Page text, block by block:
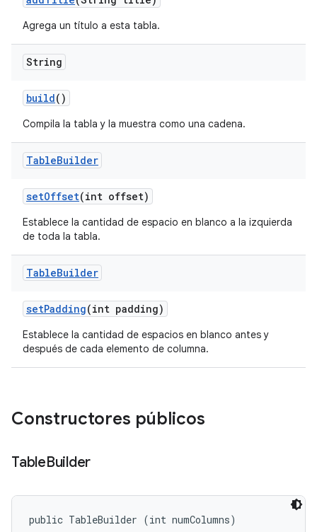
Agrega un título a esta tabla.
String
build()
Compila la tabla y la muestra como una cadena.
TableBuilder
setOffset(int offset)
Establece la cantidad de espacio en blanco a la izquierda
de toda la tabla.
TableBuilder
setPadding(int padding)
Establece la cantidad de espacios en blanco antes y
después de cada elemento de columna.
Constructores públicos
TableBuilder
public TableBuilder (int numColumns)